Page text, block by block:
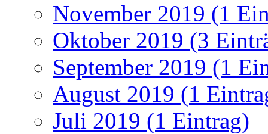
November 2019 (1
Oktober 2019 (3
September 2019 (1
August 2019 (1
Juli 2019 (1 Eintrag)